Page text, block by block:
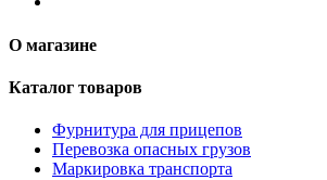
О магазине
Каталог товаров
Фурнитура для прицепов
Перевозка опасных грузов
Маркировка транспорта